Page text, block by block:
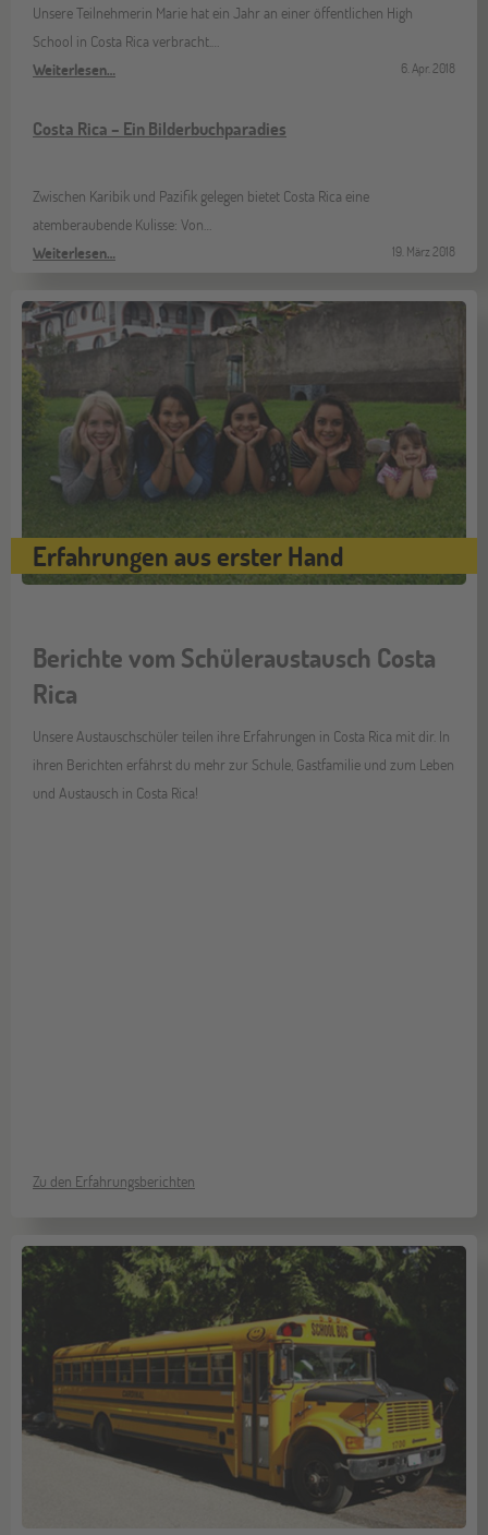
Unsere Teilnehmerin Marie hat ein Jahr an einer öffentlichen High
School in Costa Rica verbracht.…
Weiterlesen…
6. Apr. 2018
Costa Rica – Ein Bilderbuchparadies
Zwischen Karibik und Pazifik gelegen bietet Costa Rica eine
atemberaubende Kulisse: Von…
Weiterlesen…
19. März 2018
Erfahrungen aus erster Hand
Berichte vom Schüleraustausch Costa
Rica
Unsere Austauschschüler teilen ihre Erfahrungen in Costa Rica mit dir. In
ihren Berichten erfährst du mehr zur Schule, Gastfamilie und zum Leben
und Austausch in Costa Rica!
Zu den Erfahrungsberichten